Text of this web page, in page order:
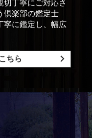
切丁寧にご対応さ
倶楽部の鑑定士
寧に鑑定し、幅広
ちら